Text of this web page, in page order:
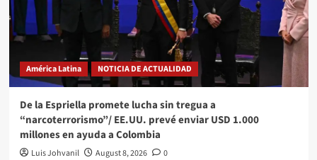
América Latina NOTICIA DE ACTUALIDAD
De la Espriella promete lucha sin tregua a
“narcoterrorismo”/ EE.UU. prevé enviar USD 1.000
millones en ayuda a Colombia
Luis Johvanil August 8, 2026 0